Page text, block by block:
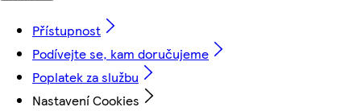
Přístupnost
Podívejte se, kam doručujeme
Poplatek za službu
Nastavení Cookies